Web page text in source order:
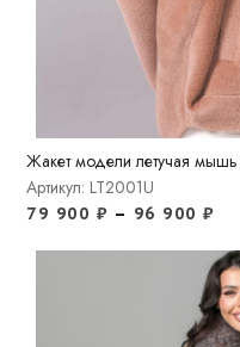
Жакет модели летучая
Артикул: LT2001U
79 900 ₽ – 96 900₽